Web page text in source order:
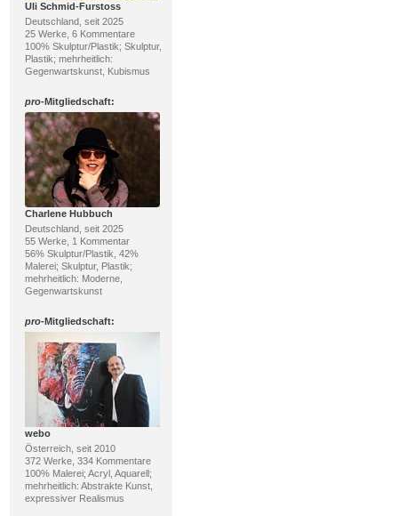
Uli Schmid-Furstoss
Deutschland, seit 2025
25 Werke, 6 Kommentare
100% Skulptur/Plastik; Skulptur,
Plastik; mehrheitlich:
Gegenwartskunst, Kubismus
pro-Mitgliedschaft:
Charlene Hubbuch
Deutschland, seit 2025
55 Werke, 1 Kommentar
56% Skulptur/Plastik, 42%
Malerei; Skulptur, Plastik;
mehrheitlich: Moderne,
Gegenwartskunst
pro-Mitgliedschaft:
webo
Österreich, seit 2010
372 Werke, 334 Kommentare
100% Malerei; Acryl, Aquarell;
mehrheitlich: Abstrakte Kunst,
expressiver Realismus